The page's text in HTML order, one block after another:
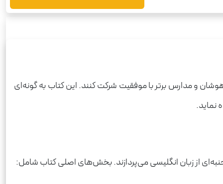
و مدارس برتر با موفقیت شرکت کنند. این کتاب به گونه‌ای
نماید.
از زبان انگلیسی می‌پردازند. بخش‌های اصلی کتاب شامل: